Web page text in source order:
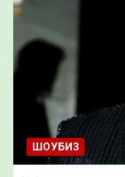
ШОУБИЗ